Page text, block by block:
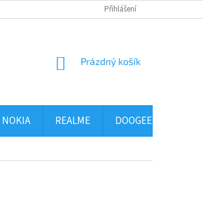
PODMÍNKY OCHRANY OSOBNÍCH
Přihlášení
NÁKUPNÍ
Prázdný košík
NOKIA REALME DOOGEE